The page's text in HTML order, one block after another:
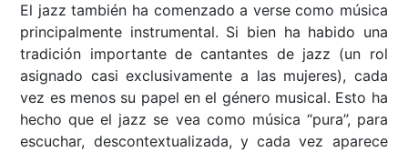
El jazz también ha comenzado a verse como música
principalmente instrumental. Si bien ha habido una
tradición importante de cantantes de jazz (un rol
asignado casi exclusivamente a las mujeres), cada
vez es menos su papel en el género musical. Esto ha
hecho que el jazz se vea como música “pura”, para
escuchar, descontextualizada, y cada vez aparece